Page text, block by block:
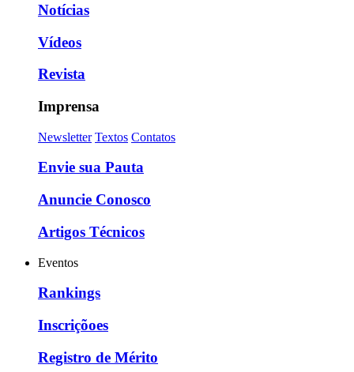
Notícias
Vídeos
Revista
Imprensa
Newsletter Textos Contatos
Envie sua Pauta
Anuncie Conosco
Artigos Técnicos
Eventos
Rankings
Inscriçõoes
Registro de Mérito